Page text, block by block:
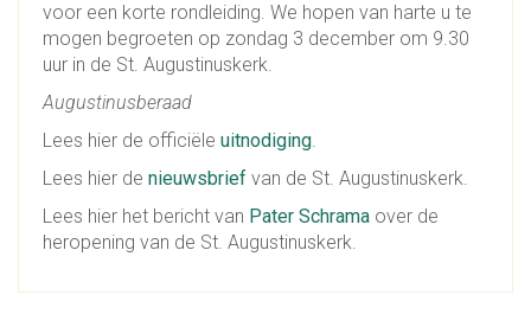
voor een korte rondleiding. We hopen van harte u te
mogen begroeten op zondag 3 december om 9.30
uur in de St. Augustinuskerk.
Augustinusberaad
Lees hier de officiële uitnodiging.
Lees hier de nieuwsbrief van de St. Augustinuskerk.
Lees hier het bericht van Pater Schrama over de
heropening van de St. Augustinuskerk.